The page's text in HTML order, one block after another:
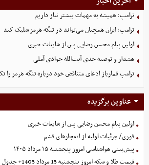
ترامپ: همیشه به مهمات بیشتر نیاز داریم
ترامپ: ایران همچنان می‌تواند در تنگه هرمز شلیک کند
اولین پیام محسن رضایی پس از شایعات خبری
هشدار و توصیه جدی آیت‌الله جوادی آملی
ترامپ قمارباز ادعای متناقض خود درباره تنگه هرمز را
عناوین برگزیده
اولین پیام محسن رضایی پس از شایعات خبری
فوری/ جزئیات اولیه از انفجارهای قشم
پیش‌بینی هواشناسی امروز پنجشنبه ۱۵ مرداد ۱۴۰۵
قیمت طلا و سکه امروز پنجشنبه 15 مرداد 1405+ جدول